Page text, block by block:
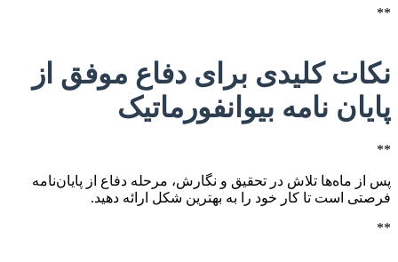
**
نکات کلیدی برای دفاع موفق از
پایان نامه بیوانفورماتیک
**
پس از ماه‌ها تلاش در تحقیق و نگارش، مرحله دفاع از پایان‌نامه
فرصتی است تا کار خود را به بهترین شکل ارائه دهید.
**